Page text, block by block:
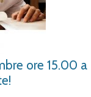
ore 15.00 a